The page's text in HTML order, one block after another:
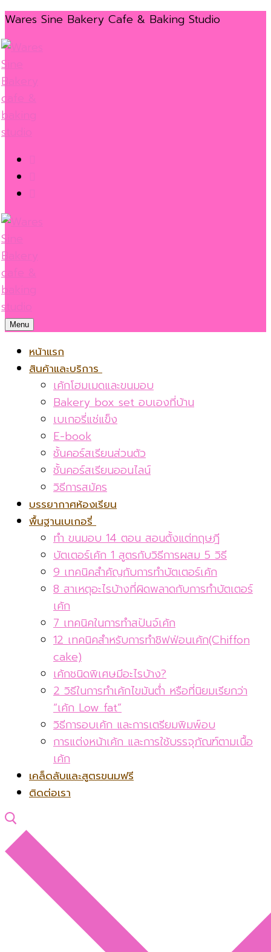
Skip
to
content
Menu
Close
Wares Sine Bakery Cafe & Baking Studio
Menu
หน้าแรก
สินค้าและบริการ
เค้กโฮมเมดและขนมอบ
Bakery box set อบเองที่บ้าน
เบเกอรี่แช่แข็ง
E-book
ชั้นคอร์สเรียนส่วนตัว
ชั้นคอร์สเรียนออนไลน์
วิธีการสมัคร
บรรยากาศห้องเรียน
พื้นฐานเบเกอรี่
ทำ ขนมอบ 14 ตอน สอนตั้งแต่ทฤษฎี
บัตเตอร์เค้ก 1 สูตรกับวิธีการผสม 5 วิธี
9 เทคนิคสำคัญกับการทำบัตเตอร์เค้ก
8 สาเหตุอะไรบ้างที่ผิดพลาดกับการทำบัตเตอร์
เค้ก
7 เทคนิคในการทำสปันจ์เค้ก
12 เทคนิคสำหรับการทำชิฟฟ่อนเค้ก(Chiffon
cake)
เค้กชนิดพิเศษมีอะไรบ้าง?
2 วิธีในการทำเค้กไขมันต่ำ หรือที่นิยมเรียกว่า
“เค้ก Low fat”
วิธีการอบเค้ก และการเตรียมพิมพ์อบ
การแต่งหน้าเค้ก และการใช้บรรจุภัณฑ์ตามเนื้อ
เค้ก
เคล็ดลับและสูตรขนมฟรี
ติดต่อเรา